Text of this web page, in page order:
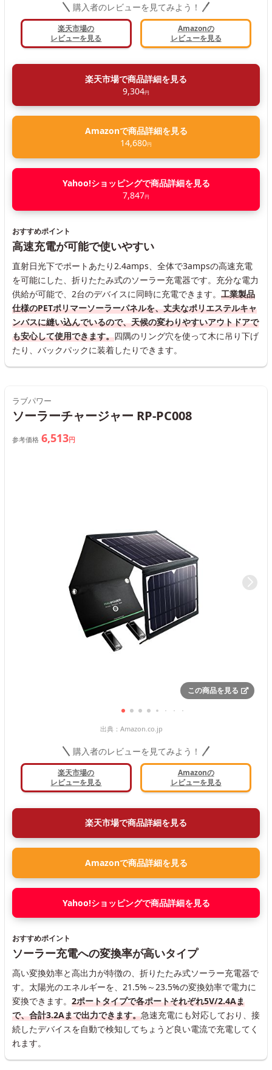
購入者のレビューを見てみよう！
楽天市場の
レビューを見る
Amazonの
レビューを見る
楽天市場で商品詳細を見る
9,304円
Amazonで商品詳細を見る
14,680円
Yahoo!ショッピングで商品詳細を見る
7,847円
おすすめポイント
高速充電が可能で使いやすい
直射日光下でポートあたり2.4amps、全体で3ampsの高速充電
を可能にした、折りたたみ式のソーラー充電器です。充分な電力
供給が可能で、2台のデバイスに同時に充電できます。 工業製品
仕様のPETポリマーソーラーパネルを、丈夫なポリエステルキャ
ンバスに縫い込んでいるので、天候の変わりやすいアウトドアで
も安心して使用できます。四隅のリング穴を使って木に吊り下げ
たり、バックパックに装着したりできます。
ラブパワー
ソーラーチャージャー RP-PC008
参考価格 6,513円
この商品を見る
出典： Amazon.co.jp
購入者のレビューを見てみよう！
楽天市場の
レビューを見る
Amazonの
レビューを見る
楽天市場で商品詳細を見る
Amazonで商品詳細を見る
Yahoo!ショッピングで商品詳細を見る
おすすめポイント
ソーラー充電への変換率が高いタイプ
高い変換効率と高出力が特徴の、折りたたみ式ソーラー充電器で
す。太陽光のエネルギーを、21.5%～23.5%の変換効率で電力に
変換できます。 2ポートタイプで各ポートそれぞれ5V/2.4Aま
で、合計3.2Aまで出力できます。急速充電にも対応しており、接
続したデバイスを自動で検知してちょうど良い電流で充電してく
れます。